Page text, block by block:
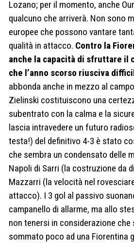
Lozano; per il momento, anche
qualcuno che arriverà. Non sono
europee che possono vantare
qualità in attacco. Contro la
anche la capacità di sfruttare il
che l’anno scorso riusciva
abbonda anche in mezzo al
Zielinski costituiscono una
subentrato con la calma e la
lascia intravedere un futuro
testa!) del definitivo 4-3 è stato
che sembra un condensato delle
Napoli di Sarri (la costruzione da
Mazzarri (la velocità nel
attacco). I 3 gol al passivo
campanello di allarme, ma allo
non tenersi in considerazione
sommato poco ad una Fiorentina